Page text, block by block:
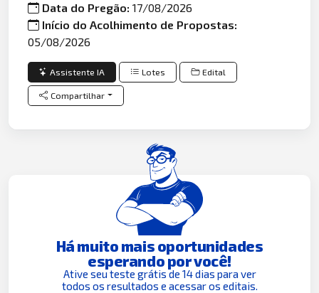
Data do Pregão:17/08/2026
Início do Acolhimento de Propostas:
05/08/2026
Assistente IA Lotes Edital
Compartilhar
Há muito mais oportunidades
esperando por você!
Ative seu teste grátis de 14 dias para ver
todos os resultados e acessar os editais.